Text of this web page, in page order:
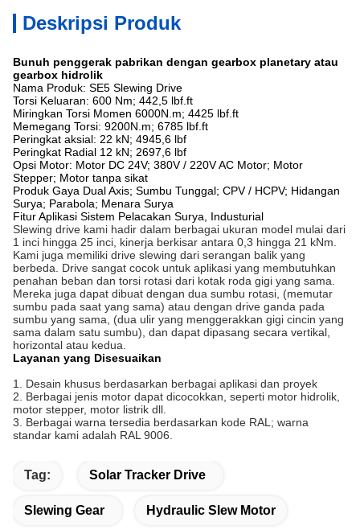
Deskripsi Produk
Bunuh penggerak pabrikan dengan gearbox planetary atau
gearbox hidrolik
Nama Produk: SE5 Slewing Drive
Torsi Keluaran: 600 Nm; 442,5 lbf.ft
Miringkan Torsi Momen 6000N.m; 4425 lbf.ft
Memegang Torsi: 9200N.m; 6785 lbf.ft
Peringkat aksial: 22 kN; 4945,6 lbf
Peringkat Radial 12 kN; 2697,6 lbf
Opsi Motor: Motor DC 24V; 380V / 220V AC Motor; Motor
Stepper; Motor tanpa sikat
Produk Gaya Dual Axis; Sumbu Tunggal; CPV / HCPV; Hidangan
Surya; Parabola; Menara Surya
Fitur Aplikasi Sistem Pelacakan Surya, Industurial
Slewing drive kami hadir dalam berbagai ukuran model mulai dari
1 inci hingga 25 inci, kinerja berkisar antara 0,3 hingga 21 kNm.
Kami juga memiliki drive slewing dari serangan balik yang
berbeda.
Drive sangat cocok untuk aplikasi yang membutuhkan
penahan beban dan torsi rotasi dari kotak roda gigi yang sama.
Mereka juga dapat dibuat dengan dua sumbu rotasi, (memutar
sumbu pada saat yang sama) atau dengan drive ganda pada
sumbu yang sama, (dua ulir yang menggerakkan gigi cincin yang
sama dalam satu sumbu), dan dapat dipasang secara vertikal,
horizontal atau kedua.
Layanan yang Disesuaikan
1. Desain khusus berdasarkan berbagai aplikasi dan proyek
2. Berbagai jenis motor dapat dicocokkan, seperti motor hidrolik,
motor stepper, motor listrik dll.
3. Berbagai warna tersedia berdasarkan kode RAL; warna
standar kami adalah RAL 9006.
Tag: Solar Tracker Drive
Slewing Gear Hydraulic Slew Motor